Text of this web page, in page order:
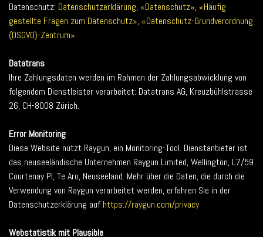
Datenschutz: Datenschutzerklärung, «Datenschutz», «Häufig
gestellte Fragen zum Datenschutz», «Datenschutz-Grundverordnung
(DSGVO)-Zentrum»
Datatrans
Ihre Zahlungsdaten werden im Rahmen der Zahlungsabwicklung von
folgendem Dienstleister verarbeitet: Datatrans AG, Kreuzbühlstrasse
26, CH-8008 Zürich.
Error Monitoring
Diese Website nutzt Raygun, ein Monitoring-Tool. Dienstanbieter ist
das neuseeländische Unternehmen Raygun Limited, Wellington, L7/59
Courtenay Pl, Te Aro, Neuseeland. Mehr über die Daten, die durch die
Verwendung von Raygun verarbeitet werden, erfahren Sie in der
Datenschutzerklärung auf https://raygun.com/privacy
Webstatistik mit Plausible